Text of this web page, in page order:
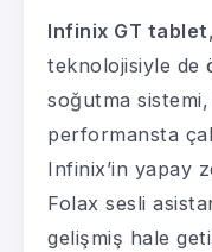
Infinix GT tablet
teknolojisiyle de
soğutma
performansta
Infinix’in yapay
Folax sesli
gelişmiş hale